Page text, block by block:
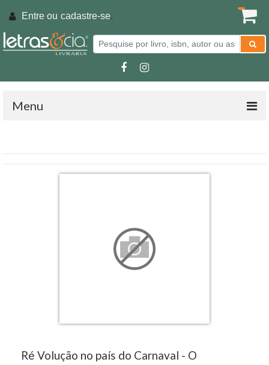
Entre ou cadastre-se.
Menu
Ré Volução no país do Carnaval - O